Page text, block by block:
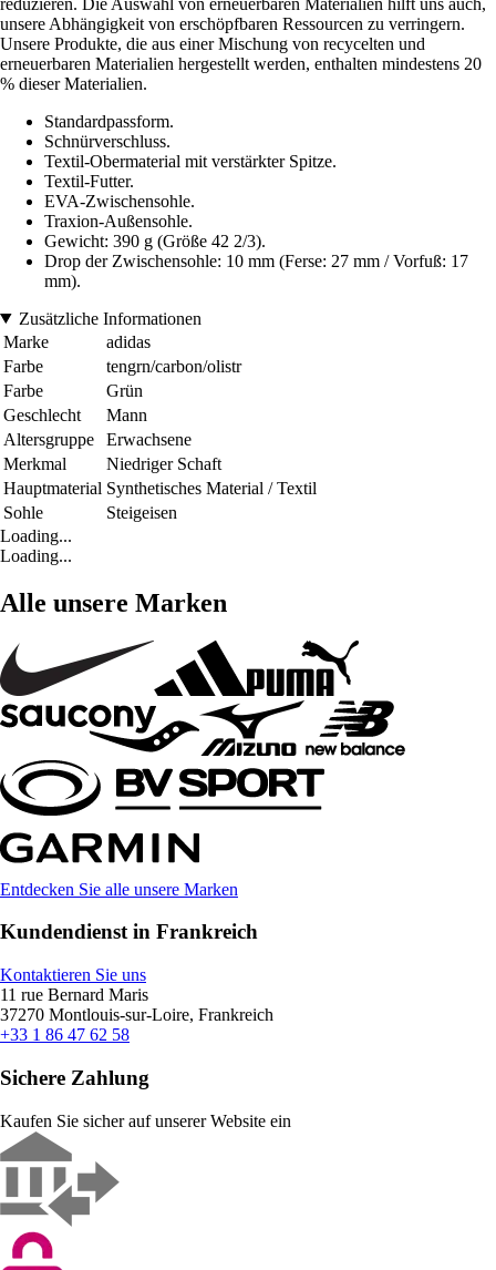
unsere Abhängigkeit von erschöpfbaren Ressourcen zu verringern.
Unsere Produkte, die aus einer Mischung von recycelten und
erneuerbaren Materialien hergestellt werden, enthalten mindestens 20
% dieser Materialien.
Standardpassform.
Schnürverschluss.
Textil-Obermaterial mit verstärkter Spitze.
Textil-Futter.
EVA-Zwischensohle.
Traxion-Außensohle.
Gewicht: 390 g (Größe 42 2/3).
Drop der Zwischensohle: 10 mm (Ferse: 27 mm / Vorfuß: 17
mm).
Zusätzliche Informationen
Marke
adidas
Farbe
tengrn/carbon/olistr
Farbe
Grün
Geschlecht
Mann
Altersgruppe
Erwachsene
Merkmal
Niedriger Schaft
Hauptmaterial Synthetisches Material / Textil
Sohle
Steigeisen
Loading...
Loading...
Alle unsere Marken
Entdecken Sie alle unsere Marken
Kundendienst in Frankreich
Kontaktieren Sie uns
11 rue Bernard Maris
37270 Montlouis-sur-Loire, Frankreich
+33 1 86 47 62 58
Sichere Zahlung
Kaufen Sie sicher auf unserer Website ein